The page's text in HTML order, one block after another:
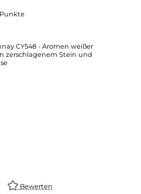
CY548 - Aromen weißer
zerschlagenem Stein und
Bewerten